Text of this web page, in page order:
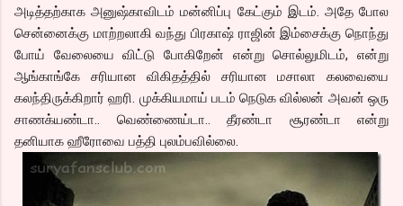
அடித்தற்காக அனுஷ்காவிடம் மன்னிப்பு கேட்கும் இடம். அதே போல
சென்னைக்கு மாற்றலாகி வந்து பிரகாஷ் ராஜின் இம்சைக்கு நொந்து
போய் வேலையை விட்டு போகிறேன் என்று சொல்லுமிடம், என்று
ஆங்காங்கே சரியான விகிதத்தில் சரியான மசாலா கலவையை
கலந்திருக்கிறார் ஹரி. முக்கியமாய் படம் நெடுக வில்லன் அவன் ஒரு
சாணக்யண்டா.. வெண்ணைய்டா.. தீரண்டா சூரண்டா என்று
தனியாக ஹீரோவை பத்தி புலம்பவில்லை.